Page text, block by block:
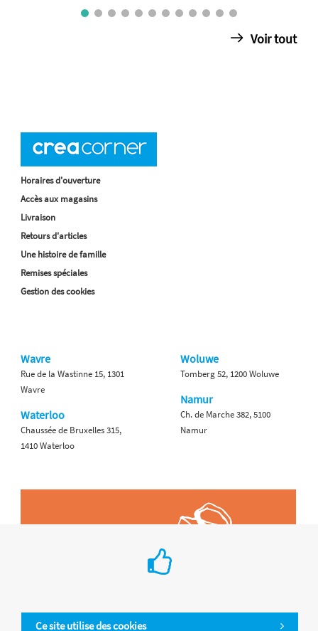
Voir tout
Ce site utilise des cookies
Horaires d'ouverture
Accès aux magasins
Livraison
Retours d'articles
Une histoire de famille
Remises spéciales
Gestion des cookies
Wavre
Rue de la Wastinne 15, 1301
Wavre
Waterloo
Chaussée de Bruxelles 315,
1410 Waterloo
Woluwe
Tomberg 52, 1200 Woluwe
Namur
Ch. de Marche 382, 5100
Namur